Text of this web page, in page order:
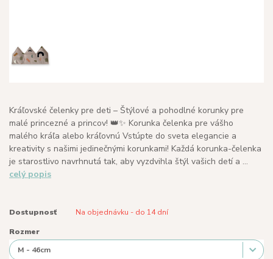
Kráľovské čelenky pre deti – Štýlové a pohodlné korunky pre
malé princezné a princov! 👑✨ Korunka čelenka pre vášho
malého kráľa alebo kráľovnú Vstúpte do sveta elegancie a
kreativity s našimi jedinečnými korunkami! Každá korunka-čelenka
je starostlivo navrhnutá tak, aby vyzdvihla štýl vašich detí a ...
celý popis
Dostupnosť Na objednávku - do 14 dní
Rozmer